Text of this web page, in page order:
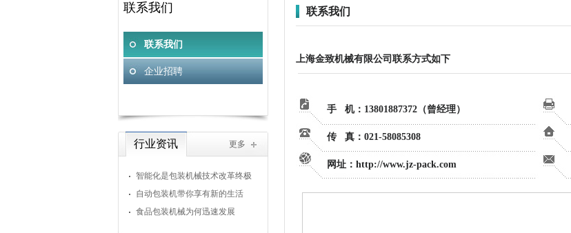
联系我们
联系我们
企业招聘
行业资讯 更多
智能化是包装机械技术改革终极
目标
自动包装机带你享有新的生活
食品包装机械为何迅速发展
联系我们
上海金致机械有限公司联系方式如下
手 机： 13801887372（曾经理）
传 真：021-58085308
网址： http://www.jz-pack.com